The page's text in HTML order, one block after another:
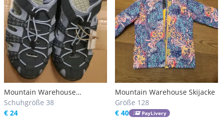
Mountain Warehouse
Sandalen
Schuhgröße 38
€ 24
Mountain Warehouse Skijacke
Größe 128
€ 40
PayLivery